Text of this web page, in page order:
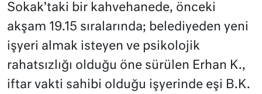
Sokak’taki bir kahvehanede, önceki
akşam 19.15 sıralarında; belediyeden yeni
işyeri almak isteyen ve psikolojik
rahatsızlığı olduğu öne sürülen Erhan K.,
iftar vakti sahibi olduğu işyerinde eşi B.K.